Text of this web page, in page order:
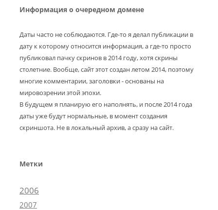
Информация о очередном домене
Даты часто не соблюдаются. Где-то я делал публикации в
дату к которому относится информация, а где-то просто
публиковал пачку скринов в 2014 году, хотя скрины
столетние. Вообще, сайт этот создан летом 2014, поэтому
многие комментарии, заголовки - основаны на
мировозрении этой эпохи.
В будущем я планирую его наполнять, и после 2014 года
даты уже будут нормальные, в момент создания
скриншота. Не в локальный архив, а сразу на сайт.
Метки
2006
2007